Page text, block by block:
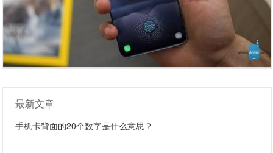
最新文章
手机卡背面的20个数字是什么意思？